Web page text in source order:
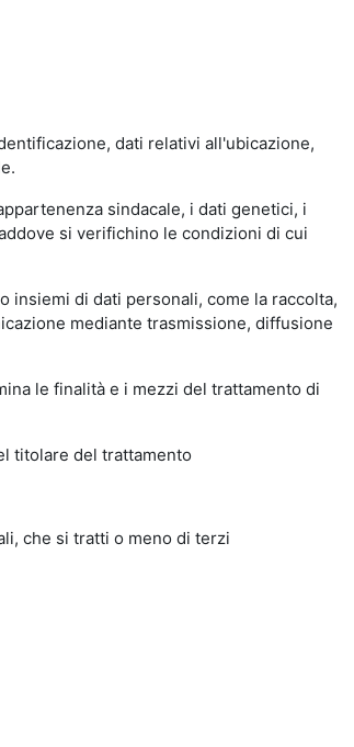
dati relativi all'ubicazione,
sindacale, i dati genetici, i
si verifichino le condizioni di cui
insiemi di dati personali, come la raccolta,
mediante trasmissione, diffusione
le finalità e i mezzi del trattamento di
titolare del trattamento
che si tratti o meno di terzi